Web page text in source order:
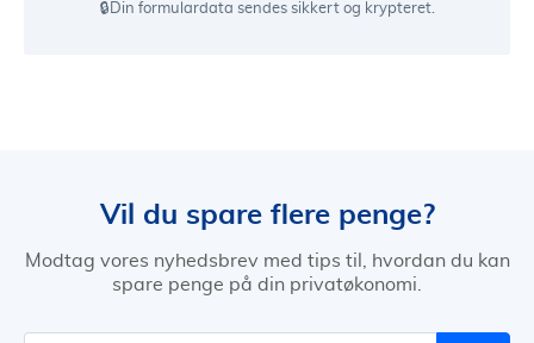
🔒Din formulardata sendes sikkert og krypteret.
Vil du spare flere penge?
Modtag vores nyhedsbrev med tips til, hvordan du kan
spare penge på din privatøkonomi.